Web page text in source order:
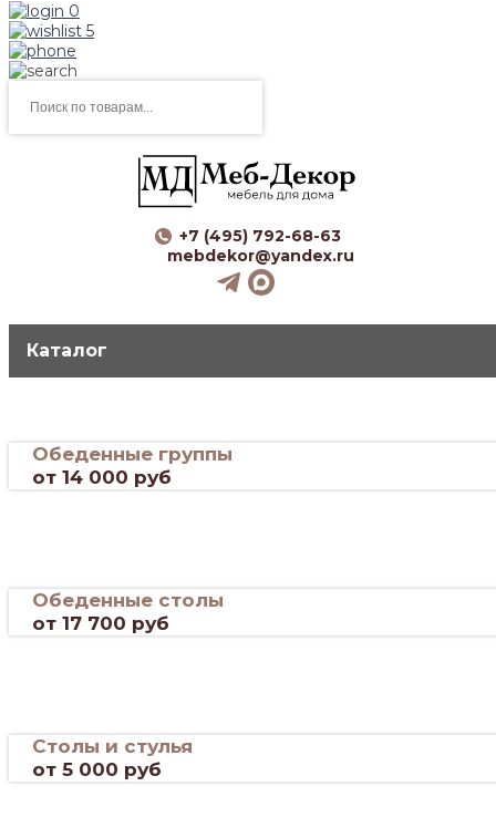
0
5
товаров
+7 (495) 792-68-63
mebdekor@yandex.ru
Каталог
Каталог мебели
Обеденные группы
от 14 000 руб
Обеденные столы
от 17 700 руб
Столы и стулья
от 5 000 руб